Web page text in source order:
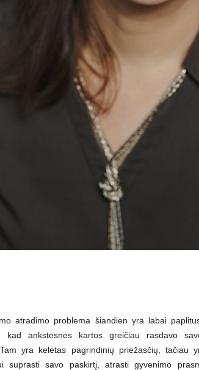
atradimo problema šiandien yra labai
kad ankstesnės kartos greičiau rasdavo
yra keletas pagrindinių priežasčių, tačiau
suprasti savo paskirtį, atrasti gyvenimo